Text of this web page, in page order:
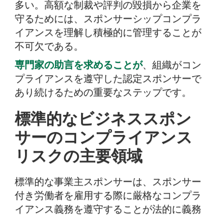
多い。高額な制裁や評判の毀損から企業を
守るためには、スポンサーシップコンプラ
イアンスを理解し積極的に管理することが
不可欠である。
専門家の助言を求めることが、組織がコン
プライアンスを遵守した認定スポンサーで
あり続けるための重要なステップです。
標準的なビジネススポン
サーのコンプライアンス
リスクの主要領域
標準的な事業主スポンサーは、スポンサー
付き労働者を雇用する際に厳格なコンプラ
イアンス義務を遵守することが法的に義務